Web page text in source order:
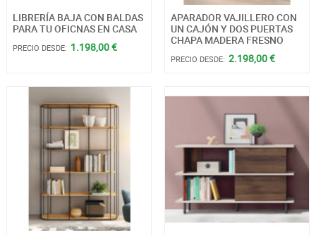
LIBRERÍA BAJA CON BALDAS
PARA TU OFICNAS EN CASA
PRECIO DESDE: 1.198,00 €
APARADOR VAJILLERO CON
UN CAJÓN Y DOS PUERTAS
CHAPA MADERA FRESNO
PRECIO DESDE: 2.198,00 €